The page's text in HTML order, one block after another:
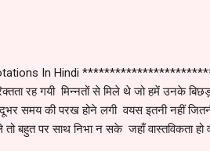
In Hindi
रह गयी मिन्नतों से मिले थे जो हमें उनके
समय की परख होने लगी वयस इतनी नहीं
बहुत पर साथ निभा न सके जहाँ वास्तविकता हो